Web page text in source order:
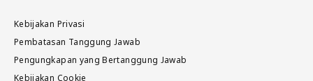
Kebijakan Privasi
Pembatasan Tanggung Jawab
Pengungkapan yang Bertanggung Jawab
Kebijakan Cookie